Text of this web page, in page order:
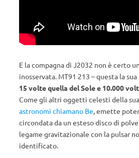
E la compagna di J2032 non è certo
inosservata. MT91 213 – questa la sua
15 volte quella del Sole e 10.000
Come gli altri oggetti celesti della sua
astronomi chiamano Be, emette
circondata da un esteso disco di
legame gravitazionale con la pulsar
identificato.